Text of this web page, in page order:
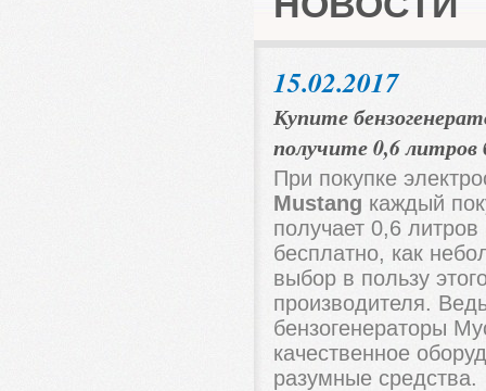
15.02.2017
Купите
получите 0,6
При покупке
Mustang каждый
получает 0,6
бесплатно, как
выбор в пользу
производителя.
бензогенераторы
качественное
разумные средства.